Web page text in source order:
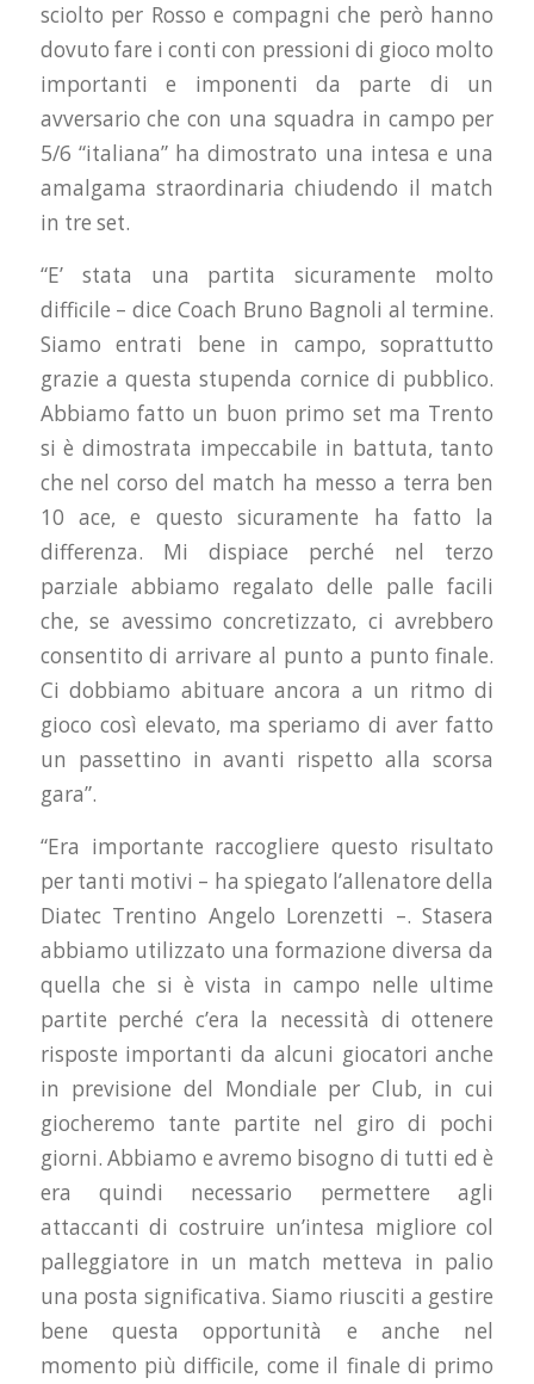
sciolto per Rosso e compagni che però hanno
dovuto fare i conti con pressioni di gioco molto
importanti e imponenti da parte di un
avversario che con una squadra in campo per
5/6 “italiana” ha dimostrato una intesa e una
amalgama straordinaria chiudendo il match
in tre set.
“E’ stata una partita sicuramente molto
difficile – dice Coach Bruno Bagnoli al termine.
Siamo entrati bene in campo, soprattutto
grazie a questa stupenda cornice di pubblico.
Abbiamo fatto un buon primo set ma Trento
si è dimostrata impeccabile in battuta, tanto
che nel corso del match ha messo a terra ben
10 ace, e questo sicuramente ha fatto la
differenza. Mi dispiace perché nel terzo
parziale abbiamo regalato delle palle facili
che, se avessimo concretizzato, ci avrebbero
consentito di arrivare al punto a punto finale.
Ci dobbiamo abituare ancora a un ritmo di
gioco così elevato, ma speriamo di aver fatto
un passettino in avanti rispetto alla scorsa
gara”.
“Era importante raccogliere questo risultato
per tanti motivi – ha spiegato l’allenatore della
Diatec Trentino Angelo Lorenzetti –. Stasera
abbiamo utilizzato una formazione diversa da
quella che si è vista in campo nelle ultime
partite perché c’era la necessità di ottenere
risposte importanti da alcuni giocatori anche
in previsione del Mondiale per Club, in cui
giocheremo tante partite nel giro di pochi
giorni. Abbiamo e avremo bisogno di tutti ed è
era quindi necessario permettere agli
attaccanti di costruire un’intesa migliore col
palleggiatore in un match metteva in palio
una posta significativa. Siamo riusciti a gestire
bene questa opportunità e anche nel
momento più difficile, come il finale di primo